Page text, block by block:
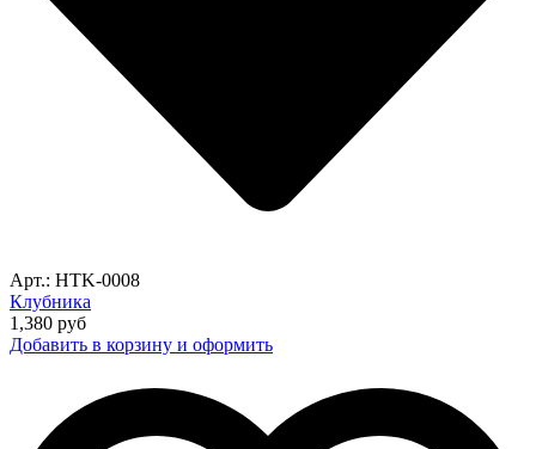
Арт.: HTK-0008
Клубника
1,380 руб
Добавить в корзину и оформить